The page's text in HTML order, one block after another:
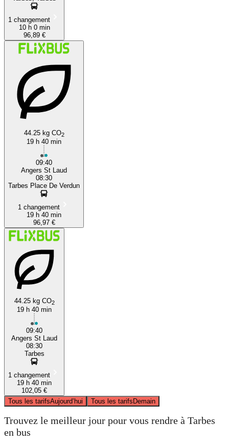
1 changement
10 h 0 min
96,89 €
44.25 kg CO2
19 h 40 min
09:40
Angers St Laud
08:30
Tarbes Place De Verdun
1 changement
19 h 40 min
96,97 €
44.25 kg CO2
19 h 40 min
09:40
Angers St Laud
08:30
Tarbes
1 changement
19 h 40 min
102,05 €
Tous les tarifsAujourd’hui Tous les tarifsDemain
Trouvez le meilleur jour pour vous rendre à Tarbes
en bus